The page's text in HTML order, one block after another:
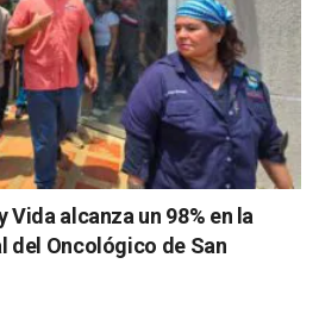
Vida alcanza un 98% en la
del Oncológico de San